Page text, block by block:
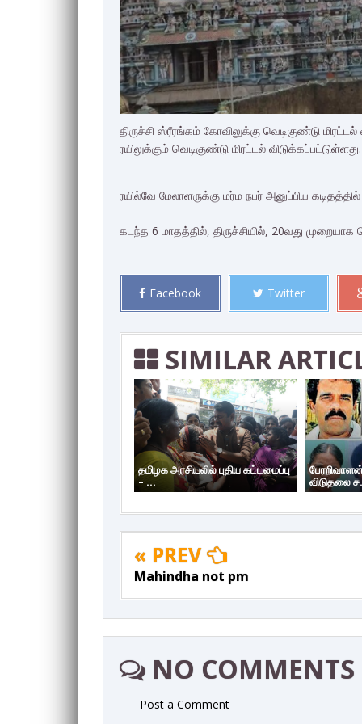
திருச்சி ஸ்ரீரங்கம் கோவிலுக்கு வெடிகுண்டு
ரயிலுக்கும் வெடிகுண்டு மிரட்டல் விடுக்கப்பட்டுள்ளது.
ரயில்வே மேலாளருக்கு மர்ம நபர் அனுப்பிய
கடந்த 6 மாதத்தில், திருச்சியில், 20வது முறையாக
Facebook Twitter
SIMILAR
தமிழக அரசியலில் புதிய கட்டமைப்பு
– ...
விடுதலை
« PREV
Mahindha not pm
NO COMMENTS
Post a Comment